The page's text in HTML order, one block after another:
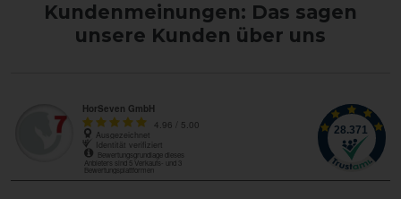
Kundenmeinungen: Das sagen
unsere Kunden über uns